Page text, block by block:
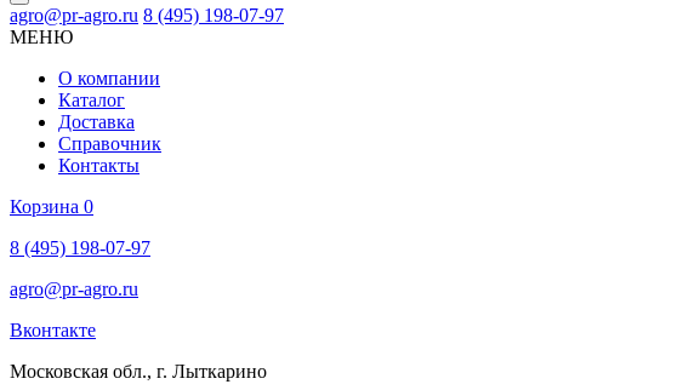
agro@pr-agro.ru 8 (495) 198-07-97
МЕНЮ
О компании
Каталог
Доставка
Справочник
Контакты
Корзина 0
8 (495) 198-07-97
agro@pr-agro.ru
Вконтакте
Московская обл., г. Лыткарино